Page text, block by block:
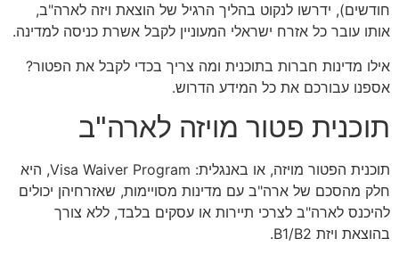
חודשים), ידרשו לנקוט בהליך הרגיל של הוצאת ויזה לארה"ב,
אותו עובר כל אזרח ישראלי המעוניין לקבל אשרת כניסה למדינה.
אילו מדינות חברות בתוכנית ומה צריך בכדי לקבל את הפטור?
אספנו עבורכם את כל המידע הדרוש.
תוכנית פטור מויזה לארה"ב
תוכנית הפטור מויזה, או באנגלית: Visa Waiver Program, היא
חלק מהסכם של ארה"ב עם מדינות מסויימות, שאזרחיהן יכולים
להיכנס לארה"ב לצרכי תיירות או עסקים בלבד, ללא צורך
בהוצאת ויזת B1/B2.